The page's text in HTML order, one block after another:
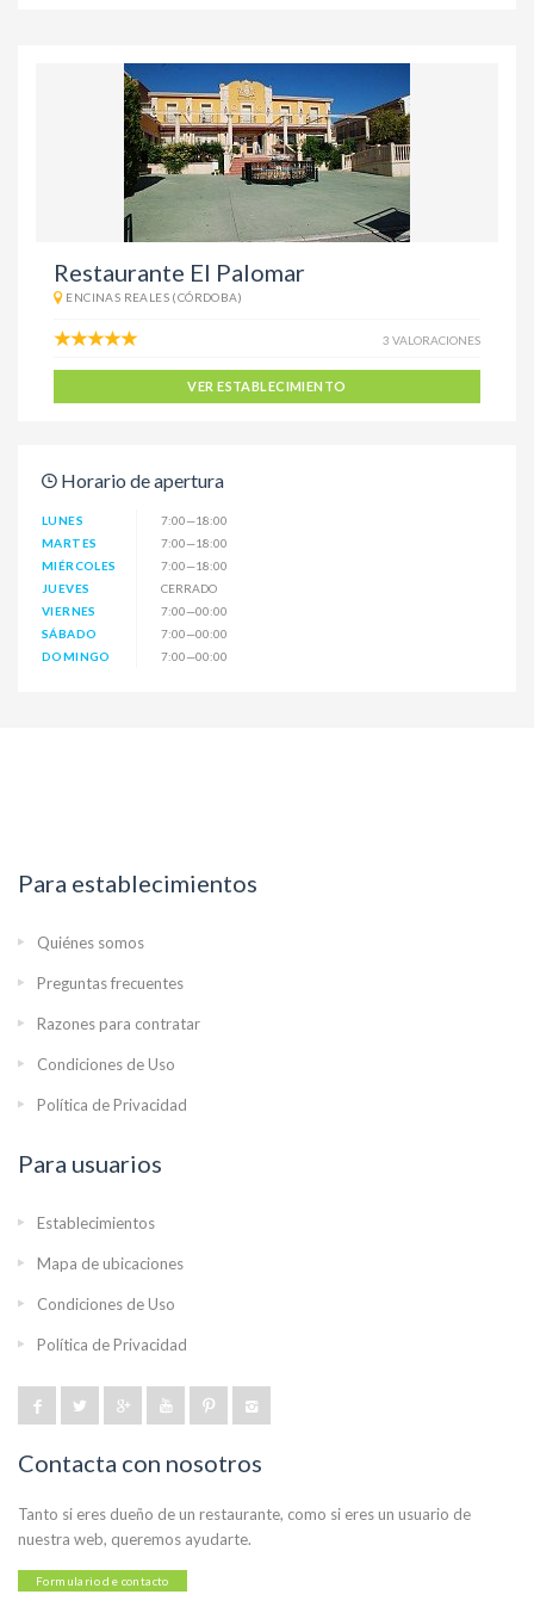
Restaurante El Palomar
ENCINAS REALES (CÓRDOBA)
3 VALORACIONES
VER ESTABLECIMIENTO
Horario de apertura
LUNES
7:00—18:00
MARTES
7:00—18:00
MIÉRCOLES
7:00—18:00
JUEVES
CERRADO
VIERNES
7:00—00:00
SÁBADO
7:00—00:00
DOMINGO
7:00—00:00
Para establecimientos
Quiénes somos
Preguntas frecuentes
Razones para contratar
Condiciones de Uso
Política de Privacidad
Para usuarios
Establecimientos
Mapa de ubicaciones
Condiciones de Uso
Política de Privacidad
Contacta con nosotros
Tanto si eres dueño de un restaurante, como si eres un usuario de
nuestra web, queremos ayudarte.
Formulario de contacto